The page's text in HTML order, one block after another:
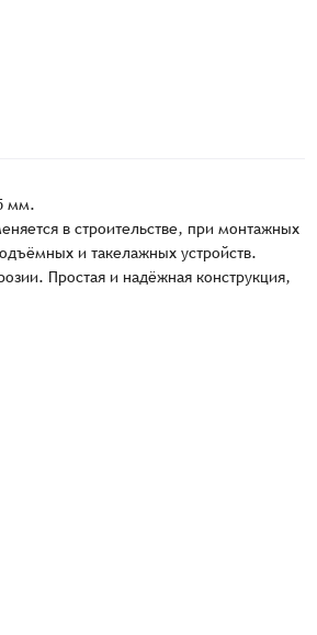
время для уточнения деталей по заказу
мм.
в строительстве, при монтажных
и такелажных устройств.
Простая и надёжная конструкция,